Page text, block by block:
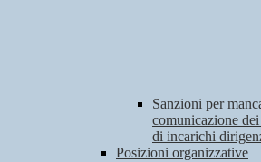
Sanzioni per
comunicazione
di incarichi
Posizioni organizzative